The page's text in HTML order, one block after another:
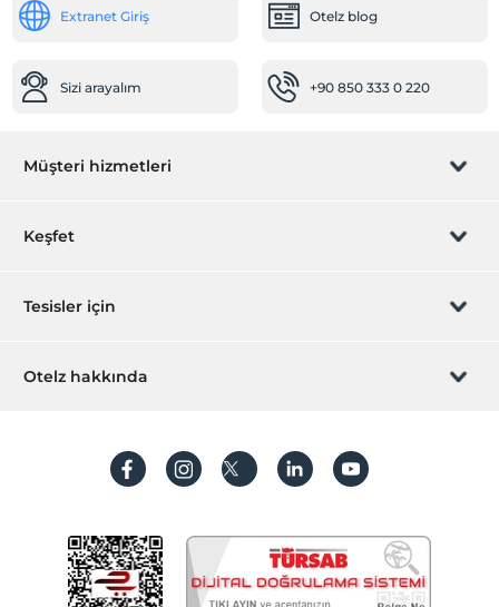
Extranet Giriş Otelz blog
Sizi arayalım +90 850 333 0 220
Müşteri hizmetleri
Rezervasyon yönet
Sıkça sorulan sorular
İşlem rehberi
Keşfet
Hediye Kart
Hesap oluştur
Tesisler için
Hemen tesisinizi ekleyin
Otelz hakkında
Koşullar ve şartlar